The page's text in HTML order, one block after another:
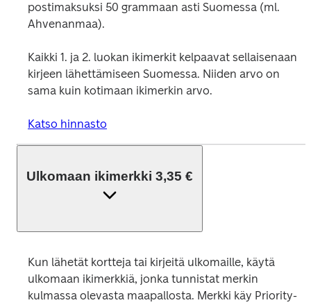
postimaksuksi 50 grammaan asti Suomessa (ml.
Ahvenanmaa).
Kaikki 1. ja 2. luokan ikimerkit kelpaavat sellaisenaan
kirjeen lähettämiseen Suomessa. Niiden arvo on
sama kuin kotimaan ikimerkin arvo.
Katso hinnasto
Ulkomaan ikimerkki 3,35 €
Kun lähetät kortteja tai kirjeitä ulkomaille, käytä
ulkomaan ikimerkkiä, jonka tunnistat merkin
kulmassa olevasta maapallosta. Merkki käy Priority-